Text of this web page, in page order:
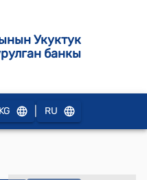
Укуктук
банкы
KG RU